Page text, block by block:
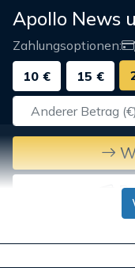
Apollo News
Zahlungsoptionen:
10 €
15 €